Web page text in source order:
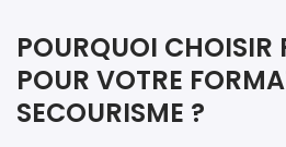
POURQUOI CHOISIR
POUR VOTRE
SECOURISME ?